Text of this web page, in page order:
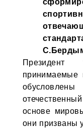
Президент
принимаемые
основе
они призваны